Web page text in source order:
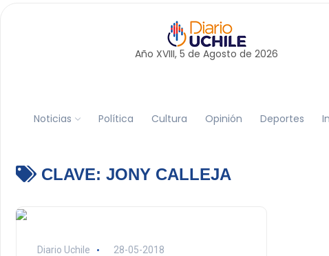
Año XVIII, 5 de Agosto de 2026
Noticias Política Cultura Opinión Deportes
CLAVE: JONY CALLEJA
Diario Uchile 28-05-2018